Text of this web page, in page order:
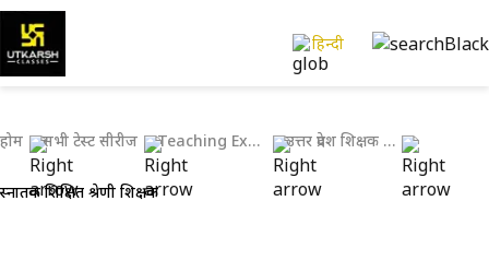
हिन्दी
होम सभी टेस्ट सीरीज Teaching Exams उत्तर प्रदेश शिक्षक भर्ती परीक्षाएँ
स्नातक प्रशिक्षित श्रेणी शिक्षक